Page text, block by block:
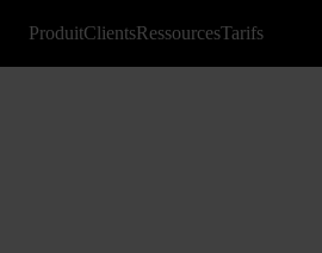
ProduitClientsRessourcesTarifs